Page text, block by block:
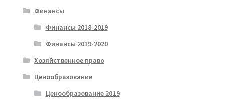
Финансы
Финансы 2018-2019
Финансы 2019-2020
Хозяйственное право
Ценообразование
Ценообразование 2019